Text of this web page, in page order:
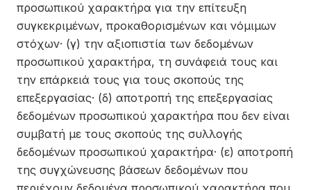
προσωπικού χαρακτήρα για την επίτευξη
συγκεκριμένων, προκαθορισμένων και νόμιμων
στόχων· (γ) την αξιοπιστία των δεδομένων
προσωπικού χαρακτήρα, τη συνάφειά τους και
την επάρκειά τους για τους σκοπούς της
επεξεργασίας· (δ) αποτροπή της επεξεργασίας
δεδομένων προσωπικού χαρακτήρα που δεν είναι
συμβατή με τους σκοπούς της συλλογής
δεδομένων προσωπικού χαρακτήρα· (ε) αποτροπή
της συγχώνευσης βάσεων δεδομένων που